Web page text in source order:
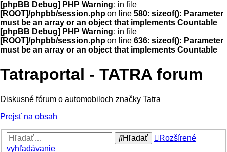
[phpBB Debug] PHP Warning: in file
[ROOT]/phpbb/session.php on line 580: sizeof(): Parameter
must be an array or an object that implements Countable
[phpBB Debug] PHP Warning: in file
[ROOT]/phpbb/session.php on line 636: sizeof(): Parameter
must be an array or an object that implements Countable
Tatraportal - TATRA forum
Diskusné fórum o automobiloch značky Tatra
Prejsť na obsah
Hľadať
Rozšírené
vyhľadávanie